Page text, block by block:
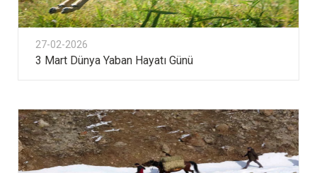
27-02-2026
3 Mart Dünya Yaban Hayatı Günü